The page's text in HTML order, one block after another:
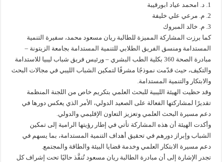
1. د. امحمد عياد ابورقيبة
2. م. مرعي علي خليفة
3. م. خالد المبروك
كما برزت المشاركة المميزة للطالبة ريان مسعود محمد، سفيرة التنمية
المستدامة ومنسق الفريق الطلابي للتنمية المستدامة بجامعة الزيتونة –
مبادرة الصحة 360 بكلية الطب البشري – ورئيس فريق شباب ليبيا للاستدامة
والتكيف، حيث قدّمت نموذجًا مشرفًا لتمكين الشباب الليبي في مجالات البحث
والابتكار والتنمية المستدامة.
وقد حظيت الهيئة الليبية للبحث العلمي بتكريم خاص من اللجنة المنظمة
تقديرًا لمشاركتها الفعالة على الصعيد الدولي، الأمر الذي يعكس دورها في
دعم مسيرة البحث العلمي وتعزيز التعاون الإقليمي والدولي.
وأكدت الهيئة أن هذه المشاركة تأتي في إطار رؤيتها الرامية إلى تمكين
الشباب وإبراز دورهم في تحقيق أهداف التنمية المستدامة، بما يسهم في
دعم مسيرة الابتكار العلمي وخدمة قضايا البيئة والطاقة والمجتمع.
تجدر الإشارة إلى أن مبادرة الطالبة ريان مسعود تُنفَّذ حاليًا تحت إشراف كل